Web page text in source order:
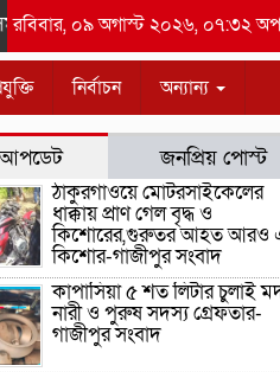
জুটনের ইফতার মাহফিল
রবিবার, ০৯ অগাস্ট ২০২৬, ০৭:৩২
নির্বাচন অন্যান্য
আপডেট জনপ্রিয় পোস্ট
ঠাকুরগাঁওয়ে মোটরসাইকেলের
ধাক্কায় প্রাণ গেল বৃদ্ধ ও
কিশোরের,গুরুতর আহত আরও
কিশোর-গাজীপুর সংবাদ
কাপাসিয়া ৫ শত লিটার চুলাই
নারী ও পুরুষ সদস্য গ্রেফতার-
গাজীপুর সংবাদ